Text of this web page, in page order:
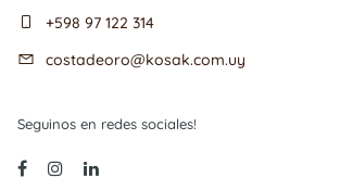
+598 97 122 314
costadeoro@kosak.com.uy
Seguinos en redes sociales!